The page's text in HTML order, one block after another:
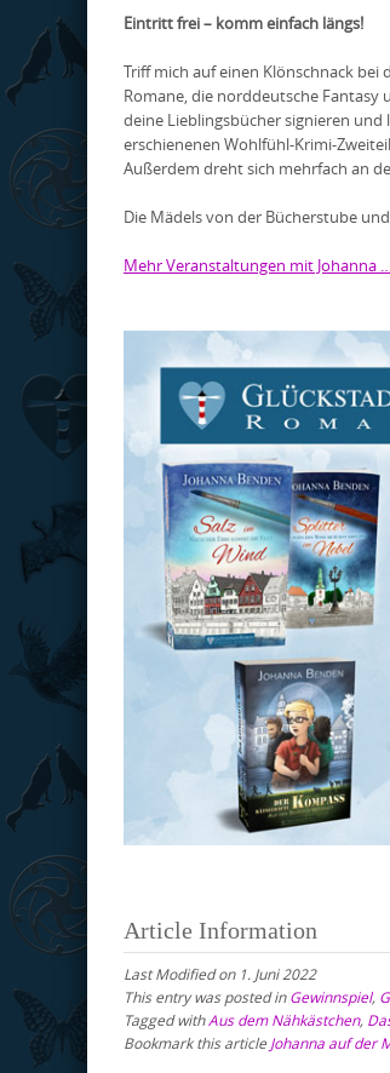
Eintritt frei – komm einfach längs!
Triff mich auf einen Klönschnack
Romane, die norddeutsche
deine Lieblingsbücher signieren
erschienenen Wohlfühl-Krimi-
Außerdem dreht sich mehrfach an
Die Mädels von der Bücherstube
Mehr Veranstaltungen mit Johanna
Article Information
Last Modified on 1. Juni 2022
This entry was posted inGewinnspiel,
Tagged withAus dem Nähkästchen,
Bookmark this article Johanna auf der